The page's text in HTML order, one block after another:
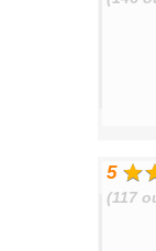
5
(117